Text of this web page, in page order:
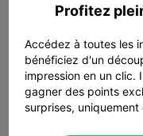
Profitez
Accédez à toutes les
bénéficiez d'un
impression en un clic.
gagner des points
surprises,